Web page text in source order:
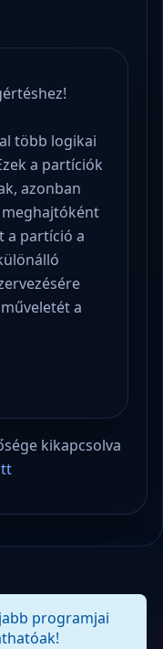
több logikai
a partíciók
azonban
a partíció a
a
kikapcsolva
programjai